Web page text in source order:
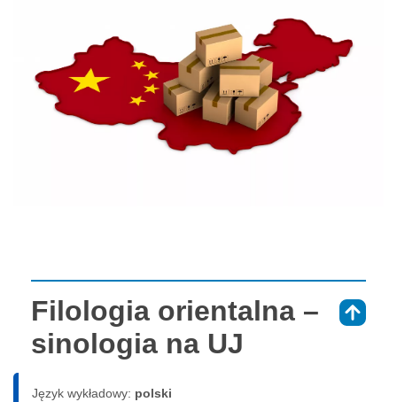
Filologia orientalna –
sinologia na UJ
Język wykładowy: polski